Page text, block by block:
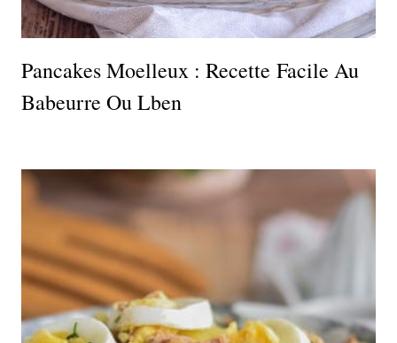
Pancakes Moelleux : Recette Facile Au
Babeurre Ou Lben